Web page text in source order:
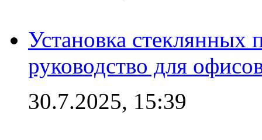
Установка стеклянных
руководство для
30.7.2025, 15:39